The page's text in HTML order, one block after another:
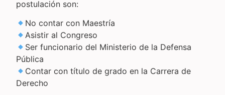
postulación son:
No contar con Maestría
Asistir al Congreso
Ser funcionario del Ministerio de la Defensa
Pública
Contar con título de grado en la Carrera de
Derecho